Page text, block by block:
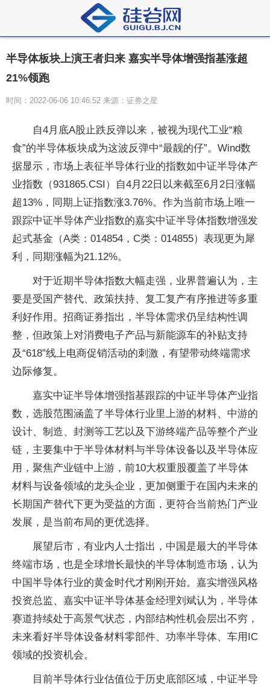
半导体板块上演王者归来 嘉实半导体增强指基涨超
21%领跑
时间：2022-06-06 10:46:52 来源：证券之星
自4月底A股止跌反弹以来，被视为现代工业“粮
食”的半导体板块成为这波反弹中“最靓的仔”。Wind数
据显示，市场上表征半导体行业的指数如中证半导体产
业指数（931865.CSI）自4月22日以来截至6月2日涨幅
超13%，同期上证指数涨3.76%。作为当前市场上唯一
跟踪中证半导体产业指数的嘉实中证半导体指数增强发
起式基金（A类：014854，C类：014855）表现更为犀
利，同期涨幅为21.12%。
对于近期半导体指数大幅走强，业界普遍认为，主
要是受国产替代、政策扶持、复工复产有序推进等多重
利好作用。招商证券指出，半导体需求仍呈结构性调
整，但政策上对消费电子产品与新能源车的补贴支持
及“618”线上电商促销活动的刺激，有望带动终端需求
边际修复。
嘉实中证半导体增强指基跟踪的中证半导体产业指
数，选股范围涵盖了半导体行业里上游的材料、中游的
设计、制造、封测等工艺以及下游终端产品等整个产业
链，主要集中于半导体材料与半导体设备以及半导体应
用，聚焦产业链中上游，前10大权重股覆盖了半导体
材料与设备领域的龙头企业，更加侧重于在国内未来的
长期国产替代下更为受益的方面，更符合当前热门产业
发展，是当前布局的更优选择。
展望后市，有业内人士指出，中国是最大的半导体
终端市场，也是全球增长最快的半导体制造市场，认为
中国半导体行业的黄金时代才刚刚开始。嘉实增强风格
投资总监、嘉实中证半导体基金经理刘斌认为，半导体
赛道持续处于高景气状态，内部结构性机会层出不穷，
未来看好半导体设备材料零部件、功率半导体、车用IC
领域的投资机会。
目前半导体行业估值位于历史底部区域，中证半导